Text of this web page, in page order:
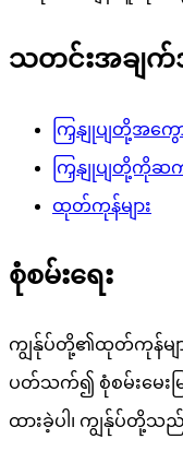
သတင်းအချ
ကြှနျုပျတို့အကွော
ကြှနျုပျတို့ကိုဆ
ထုတ်ကုန်များ
စုံစမ်းရေး
ကျွန်ုပ်တို့၏ထုတ်ကုန်မျာ
ပတ်သက်၍ စုံစမ်းမေး
ထားခဲ့ပါ၊ ကျွန်ုပ်တို့သ